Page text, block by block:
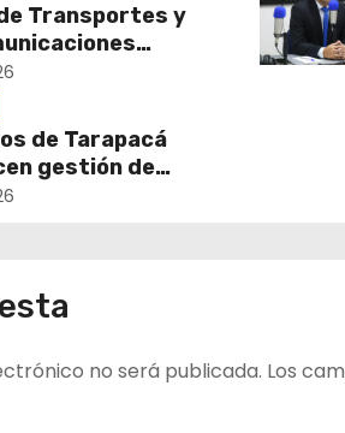
Transportes y
primera mesa de
para el retiro
en desuso en
de Tarapacá
gestión de
de agua potable
no será publicada. Los